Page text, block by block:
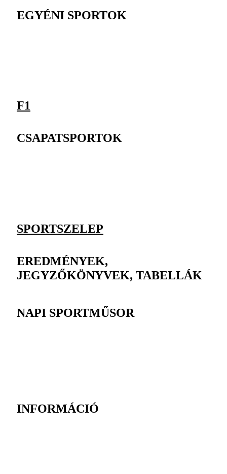
EGYÉNI SPORTOK
F1
CSAPATSPORTOK
SPORTSZELEP
EREDMÉNYEK,
JEGYZŐKÖNYVEK, TABELLÁK
NAPI SPORTMŰSOR
INFORMÁCIÓ